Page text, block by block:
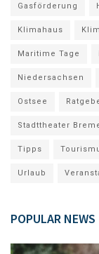
Gasförderung
Klimahaus
Maritime Tage
Niedersachsen
Ostsee
Stadttheater
Tipps
Urlaub
POPULAR NEWS